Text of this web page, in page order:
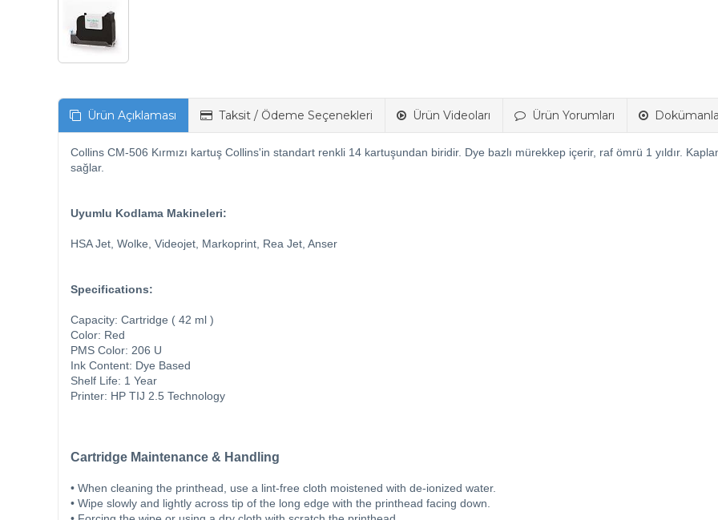
Ürün Açıklaması Taksit / Ödeme Seçenekleri Ürün Videoları Ürün Yorumları
Collins CM-506 Kırmızı kartuş Collins'in standart renkli 14 kartuşundan biridir. Dye bazlı mürekkep içerir, raf ömrü 1 yıldır.
sağlar.
Uyumlu Kodlama Makineleri:
HSA Jet, Wolke, Videojet, Markoprint, Rea Jet, Anser
Specifications:
Capacity: Cartridge ( 42 ml )
Color: Red
PMS Color: 206 U
Ink Content: Dye Based
Shelf Life: 1 Year
Printer: HP TIJ 2.5 Technology
Cartridge Maintenance & Handling
• When cleaning the printhead, use a lint-free cloth moistened with de-ionized water.
• Wipe slowly and lightly across tip of the long edge with the printhead facing down.